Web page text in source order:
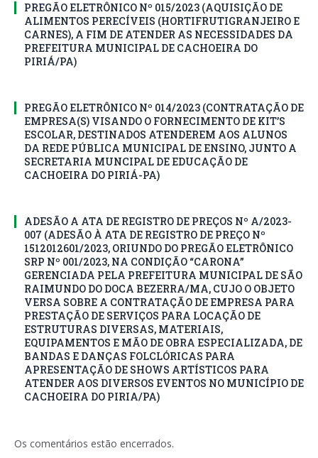
PREGÃO ELETRÔNICO Nº 015/2023 (AQUISIÇÃO DE
ALIMENTOS PERECÍVEIS (HORTIFRUTIGRANJEIRO E
CARNES), A FIM DE ATENDER AS NECESSIDADES DA
PREFEITURA MUNICIPAL DE CACHOEIRA DO
PIRIÁ/PA)
PREGÃO ELETRÔNICO Nº 014/2023 (CONTRATAÇÃO DE
EMPRESA(S) VISANDO O FORNECIMENTO DE KIT’S
ESCOLAR, DESTINADOS ATENDEREM AOS ALUNOS
DA REDE PÚBLICA MUNICIPAL DE ENSINO, JUNTO A
SECRETARIA MUNCIPAL DE EDUCAÇÃO DE
CACHOEIRA DO PIRIÁ-PA)
ADESÃO A ATA DE REGISTRO DE PREÇOS Nº A/2023-
007 (ADESÃO À ATA DE REGISTRO DE PREÇO Nº
1512012601/2023, ORIUNDO DO PREGÃO ELETRÔNICO
SRP Nº 001/2023, NA CONDIÇÃO “CARONA”
GERENCIADA PELA PREFEITURA MUNICIPAL DE SÃO
RAIMUNDO DO DOCA BEZERRA/MA, CUJO O OBJETO
VERSA SOBRE A CONTRATAÇÃO DE EMPRESA PARA
PRESTAÇÃO DE SERVIÇOS PARA LOCAÇÃO DE
ESTRUTURAS DIVERSAS, MATERIAIS,
EQUIPAMENTOS E MÃO DE OBRA ESPECIALIZADA, DE
BANDAS E DANÇAS FOLCLÓRICAS PARA
APRESENTAÇÃO DE SHOWS ARTÍSTICOS PARA
ATENDER AOS DIVERSOS EVENTOS NO MUNICÍPIO DE
CACHOEIRA DO PIRIA/PA)
Os comentários estão encerrados.